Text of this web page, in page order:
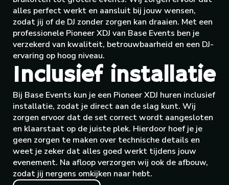
alles perfect werkt en aansluit bij jouw wensen,
zodat jij of de DJ zonder zorgen kan draaien. Met een
professionele Pioneer XDJ van Base Events ben je
verzekerd van kwaliteit, betrouwbaarheid en een DJ-
ervaring op hoog niveau.
Inclusief installatie
Bij Base Events kun je een Pioneer XDJ huren inclusief
installatie, zodat je direct aan de slag kunt. Wij
zorgen ervoor dat de set correct wordt aangesloten
en klaarstaat op de juiste plek. Hierdoor hoef je je
geen zorgen te maken over technische details en
weet je zeker dat alles goed werkt tijdens jouw
evenement. Na afloop verzorgen wij ook de afbouw,
zodat jij nergens omkijken naar hebt.